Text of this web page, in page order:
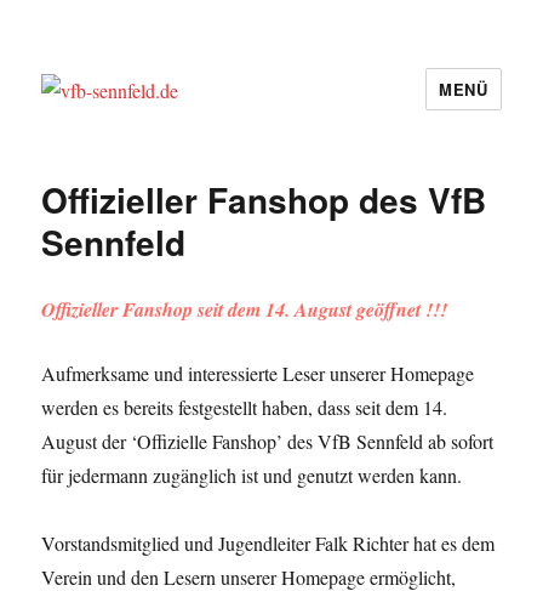
MENÜ
Offizieller Fanshop des VfB
Sennfeld
Offizieller Fanshop seit dem 14. August geöffnet !!!
Aufmerksame und interessierte Leser unserer Homepage
werden es bereits festgestellt haben, dass seit dem 14.
August der ‘Offizielle Fanshop’ des VfB Sennfeld ab sofort
für jedermann zugänglich ist und genutzt werden kann.
Vorstandsmitglied und Jugendleiter Falk Richter hat es dem
Verein und den Lesern unserer Homepage ermöglicht,